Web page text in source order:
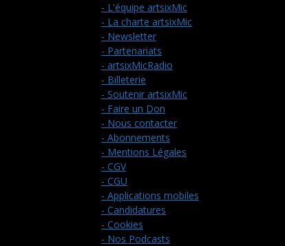
- L'équipe artsixMic
- La charte artsixMic
- Newsletter
- Partenariats
- artsixMicRadio
- Billeterie
- Soutenir artsixMic
- Faire un Don
- Nous contacter
- Abonnements
- Mentions Légales
- CGV
- CGU
- Applications mobiles
- Candidatures
- Cookies
- Nos Podcasts